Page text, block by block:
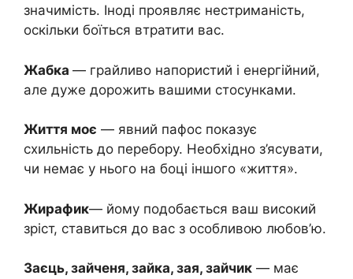
значимість. Іноді проявляє нестриманість,
оскільки боїться втратити вас.
Жабка — грайливо напористий і енергійний,
але дуже дорожить вашими стосунками.
Життя моє — явний пафос показує
схильність до перебору. Необхідно з’ясувати,
чи немає у нього на боці іншого «життя».
Жирафик— йому подобається ваш високий
зріст, ставиться до вас з особливою любов’ю.
Заєць, зайченя, зайка, зая, зайчик — має